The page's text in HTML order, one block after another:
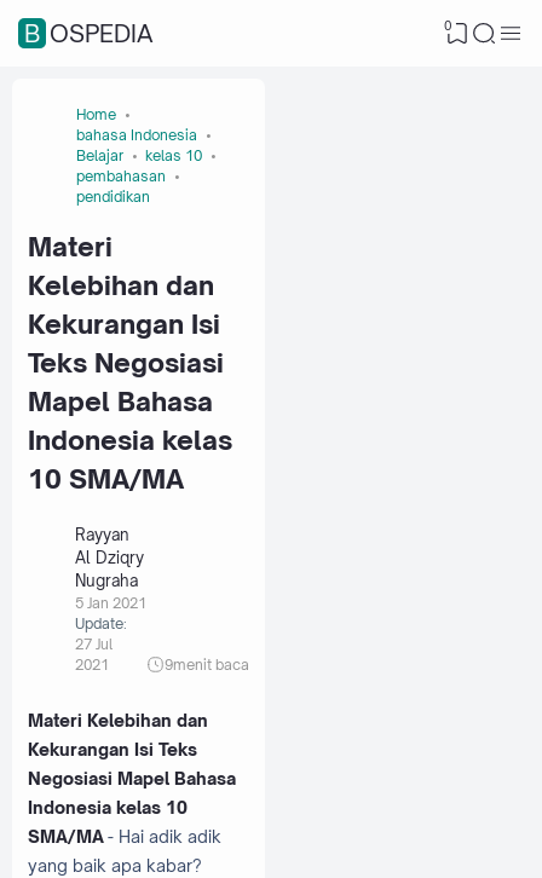
BOSPEDIA 0
Home
bahasa Indonesia
Belajar
kelas 10
pembahasan
pendidikan
Materi
Kelebihan dan
Kekurangan Isi
Teks Negosiasi
Mapel Bahasa
Indonesia kelas
10 SMA/MA
Rayyan
Al Dziqry
Nugraha
5 Jan 2021
Update:
27 Jul
2021
9menit baca
Materi Kelebihan dan
Kekurangan Isi Teks
Negosiasi Mapel Bahasa
Indonesia kelas 10
SMA/MA- Hai adik adik
yang baik apa kabar?